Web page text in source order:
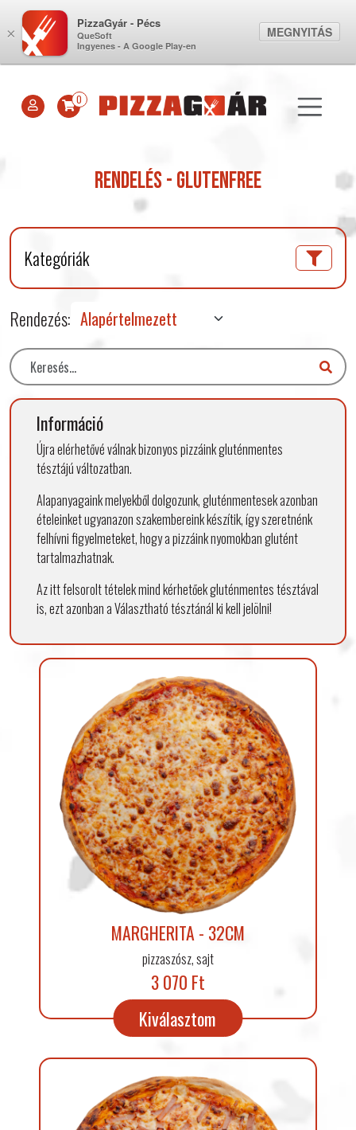
0
Rendelés - Glutenfree
Kategóriák
Rendezés:
Információ
Újra elérhetővé válnak bizonyos pizzáink gluténmentes
tésztájú változatban.
Alapanyagaink melyekből dolgozunk, gluténmentesek azonban
ételeinket ugyanazon szakembereink készítik, így szeretnénk
felhívni figyelmeteket, hogy a pizzáink nyomokban glutént
tartalmazhatnak.
Az itt felsorolt tételek mind kérhetőek gluténmentes tésztával
is, ezt azonban a Választható tésztánál ki kell jelölni!
MARGHERITA - 32CM
pizzaszósz, sajt
3 070 Ft
Kiválasztom
×
PizzaGyár - Pécs
QueSoft
Ingyenes - A Google Play-en
MEGNYITÁS